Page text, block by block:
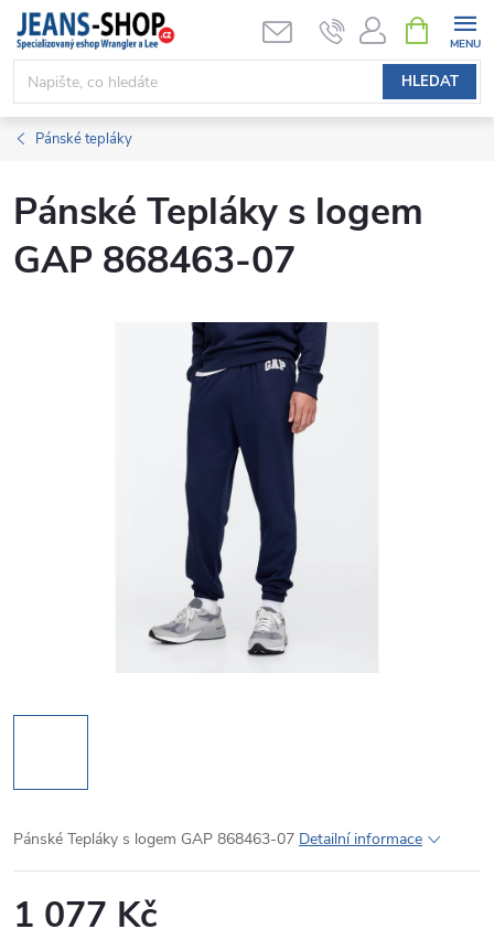
Přejít
obsah
HLEDAT
NÁKUPNÍ
KOŠÍK
Pánské tepláky
Pánské Tepláky s logem
GAP 868463-07
Pánské Tepláky s logem GAP 868463-07 Detailní informace
1 077 Kč